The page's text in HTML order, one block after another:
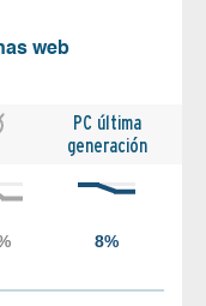
web
PC última
generación